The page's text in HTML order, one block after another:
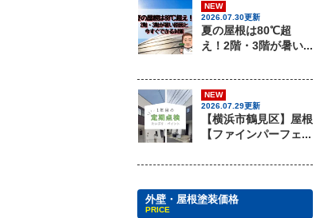
NEW
2026.07.30更新
夏の屋根は80℃超
え！2階・3階が暑い...
NEW
2026.07.29更新
【横浜市鶴見区】屋根
【ファインパーフェ...
外壁・屋根塗装価格
PRICE